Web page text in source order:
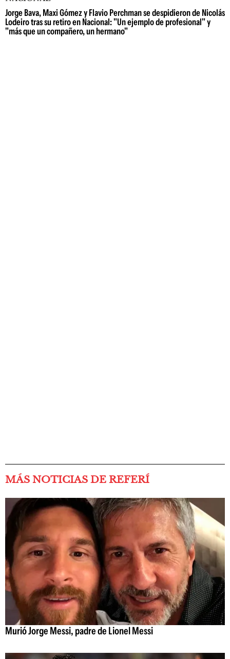
Jorge Bava, Maxi Gómez y Flavio Perchman se despidieron de Nicolás
Lodeiro tras su retiro en Nacional: "Un ejemplo de profesional" y
"más que un compañero, un hermano"
MÁS NOTICIAS DE REFERÍ
Murió Jorge Messi, padre de Lionel Messi